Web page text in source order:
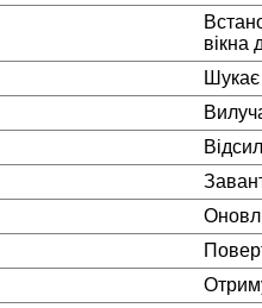
вікна
Шукає